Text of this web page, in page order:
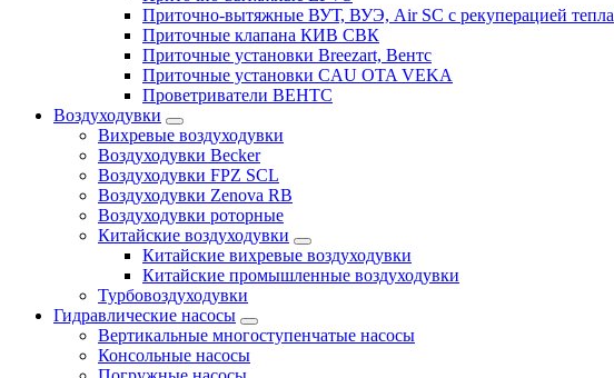
Приточно-вытяжные ВУТ, ВУЭ, Air SC с рекуперацией тепла
Приточные клапана КИВ СВК
Приточные установки Breezart, Вентс
Приточные установки CAU OTA VEKA
Проветриватели ВЕНТС
Воздуходувки
Вихревые воздуходувки
Воздуходувки Becker
Воздуходувки FPZ SCL
Воздуходувки Zenova RB
Воздуходувки роторные
Китайские воздуходувки
Китайские вихревые воздуходувки
Китайские промышленные воздуходувки
Турбовоздуходувки
Гидравлические насосы
Вертикальные многоступенчатые насосы
Консольные насосы